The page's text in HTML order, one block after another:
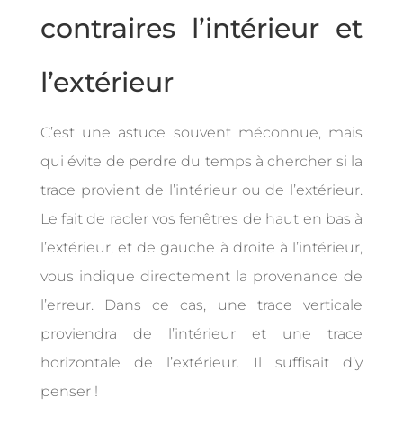
contraires l’intérieur et
l’extérieur
C’est une astuce souvent méconnue, mais
qui évite de perdre du temps à chercher si la
trace provient de l’intérieur ou de l’extérieur.
Le fait de racler vos fenêtres de haut en bas à
l’extérieur, et de gauche à droite à l’intérieur,
vous indique directement la provenance de
l’erreur. Dans ce cas, une trace verticale
proviendra de l’intérieur et une trace
horizontale de l’extérieur. Il suffisait d’y
penser !